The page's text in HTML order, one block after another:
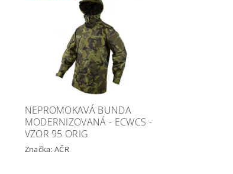
NEPROMOKAVÁ BUNDA
MODERNIZOVANÁ - ECWCS -
VZOR 95 ORIG
Značka:AČR